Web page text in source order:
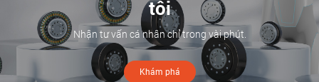
tôi
Nhận tư vấn cá nhân chỉ trong vài phút.
Khám phá